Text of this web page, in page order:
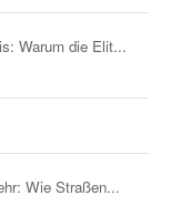
Warum die Elit...
Wie Straßen...